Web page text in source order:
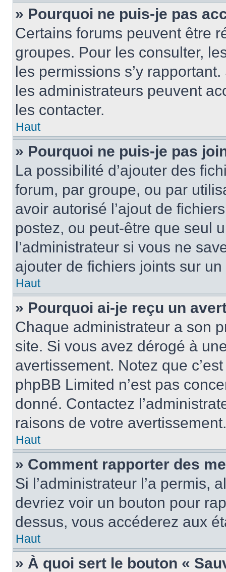
» Pourquoi ne puis-je pas
Certains forums peuvent être
groupes. Pour les consulter,
les permissions s’y
les administrateurs peuvent
les contacter.
Haut
» Pourquoi ne puis-je pas
La possibilité d’ajouter des
forum, par groupe, ou par
avoir autorisé l’ajout de
postez, ou peut-être que seul
l’administrateur si vous ne
ajouter de fichiers joints sur un
Haut
» Pourquoi ai-je reçu un
Chaque administrateur a son
site. Si vous avez dérogé à
avertissement. Notez que
phpBB Limited n’est pas
donné. Contactez
raisons de votre avertissement.
Haut
» Comment rapporter des
Si l’administrateur l’a permis,
devriez voir un bouton pour
dessus, vous accéderez aux
Haut
» À quoi sert le bouton «